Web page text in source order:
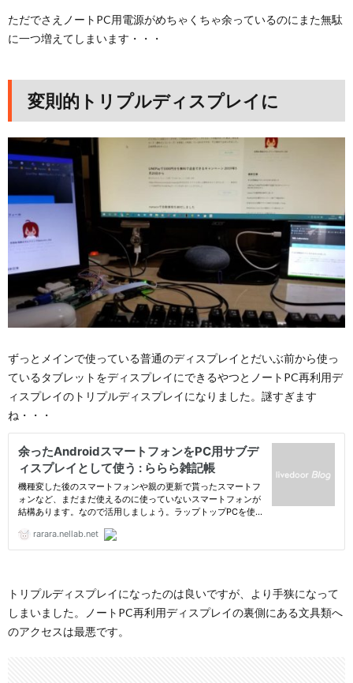
ただでさえノートPC用電源がめちゃくちゃ余っているのにまた無駄
に一つ増えてしまいます・・・
変則的トリプルディスプレイに
ずっとメインで使っている普通のディスプレイとだいぶ前から使っ
ているタブレットをディスプレイにできるやつとノートPC再利用デ
ィスプレイのトリプルディスプレイになりました。謎すぎます
ね・・・
トリプルディスプレイになったのは良いですが、より手狭になって
しまいました。ノートPC再利用ディスプレイの裏側にある文具類へ
のアクセスは最悪です。